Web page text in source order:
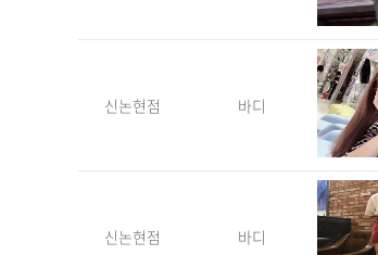
신논현점 바디
신논현점 바디